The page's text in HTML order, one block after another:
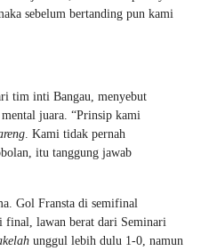
sebelum bertanding pun kami
tim inti Bangau, menyebut
juara. “Prinsip kami
. Kami tidak pernah
itu tanggung jawab
Gol Fransta di semifinal
final, lawan berat dari Seminari
unggul lebih dulu 1-0, namun